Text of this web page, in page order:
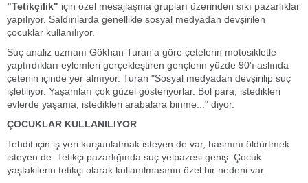
"Tetikçilik" için özel mesajlaşma grupları üzerinden sıkı pazarlıklar
yapılıyor. Saldırılarda genellikle sosyal medyadan devşirilen
çocuklar kullanılıyor.
Suç analiz uzmanı Gökhan Turan'a göre çetelerin motosikletle
yaptırdıkları eylemleri gerçekleştiren gençlerin yüzde 90'ı aslında
çetenin içinde yer almıyor. Turan "Sosyal medyadan devşirilip suç
işletiliyor. Yaşamları çok güzel gösteriyorlar. Bol para, istedikleri
evlerde yaşama, istedikleri arabalara binme..." diyor.
ÇOCUKLAR KULLANILIYOR
Tehdit için iş yeri kurşunlatmak isteyen de var, hasmını öldürtmek
isteyen de. Tetikçi pazarlığında suç yelpazesi geniş. Çocuk
yaştakilerin tetikçi olarak kullanılmasının özel bir nedeni var.